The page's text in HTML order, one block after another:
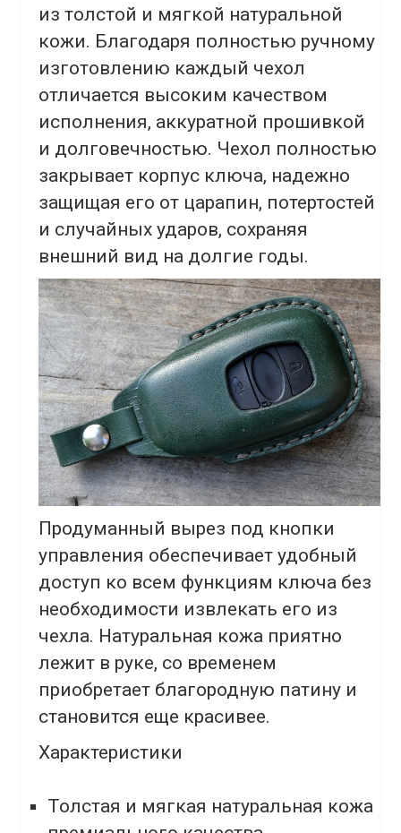
из толстой и мягкой натуральной
кожи. Благодаря полностью ручному
изготовлению каждый чехол
отличается высоким качеством
исполнения, аккуратной прошивкой
и долговечностью. Чехол полностью
закрывает корпус ключа, надежно
защищая его от царапин, потертостей
и случайных ударов, сохраняя
внешний вид на долгие годы.
Продуманный вырез под кнопки
управления обеспечивает удобный
доступ ко всем функциям ключа без
необходимости извлекать его из
чехла. Натуральная кожа приятно
лежит в руке, со временем
приобретает благородную патину и
становится еще красивее.
Характеристики
Толстая и мягкая натуральная кожа